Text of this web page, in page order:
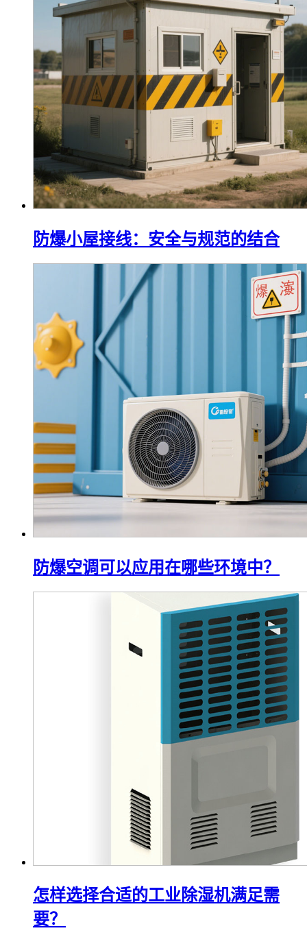
防爆小屋接线：安全与规范的结合
防爆空调可以应用在哪些环境中？
怎样选择合适的工业除湿机满足需
要？